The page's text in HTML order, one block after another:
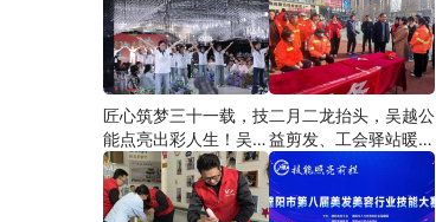
匠心筑梦三十一载，技
能点亮出彩人生！吴越
学校2026年学员学习
成果汇报会圆满成功！
二月二龙抬头，吴越公
益剪发、工会驿站暖人
心——义务剪发情暖户
外劳动者